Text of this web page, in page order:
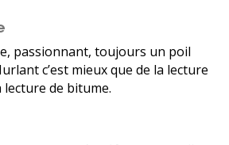
passionnant, toujours un poil
c’est mieux que de la lecture
lecture de bitume.